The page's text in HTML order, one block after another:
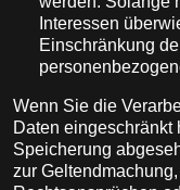
Interessen
Einschränkung
Wenn Sie die
Daten eingeschränkt
Speicherung
zur